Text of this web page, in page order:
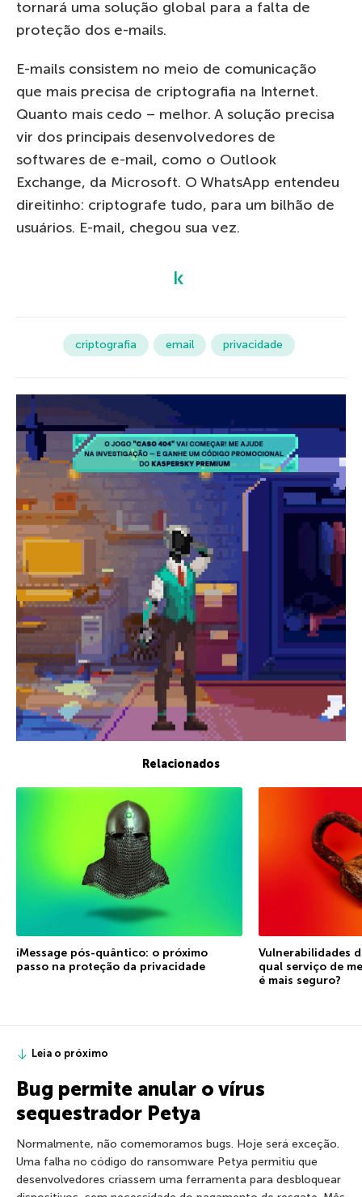
tornará uma solução global para a falta de
proteção dos e-mails.
E-mails consistem no meio de comunicação
que mais precisa de criptografia na Internet.
Quanto mais cedo – melhor. A solução precisa
vir dos principais desenvolvedores de
softwares de e-mail, como o Outlook
Exchange, da Microsoft. O WhatsApp entendeu
direitinho: criptografe tudo, para um bilhão de
usuários. E-mail, chegou sua vez.
criptografia email privacidade
Relacionados
iMessage pós-quântico: o próximo
passo na proteção da privacidade
Vulnerabilidades
qual serviço de
é mais seguro?
Leia o próximo
Bug permite anular o vírus
sequestrador Petya
Normalmente, não comemoramos bugs. Hoje será exceção.
Uma falha no código do ransomware Petya permitiu que
desenvolvedores criassem uma ferramenta para desbloquear